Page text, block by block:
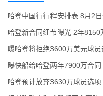
哈登中国行行程安排表 8月2
哈登新合同细节曝光 2年8150
曝哈登将拒绝3600万美元球
曝快船给哈登两年7900万合
哈登预计放弃3630万球员选